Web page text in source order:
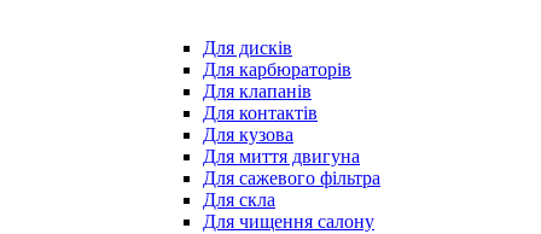
Для дисків
Для карбюраторів
Для клапанів
Для контактів
Для кузова
Для миття двигуна
Для сажевого фільтра
Для скла
Для чищення салону